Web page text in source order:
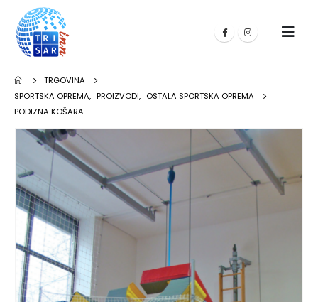
TRGOVINA
SPORTSKA OPREMA, PROIZVODI, OSTALA SPORTSKA OPREMA
PODIZNA KOŠARA